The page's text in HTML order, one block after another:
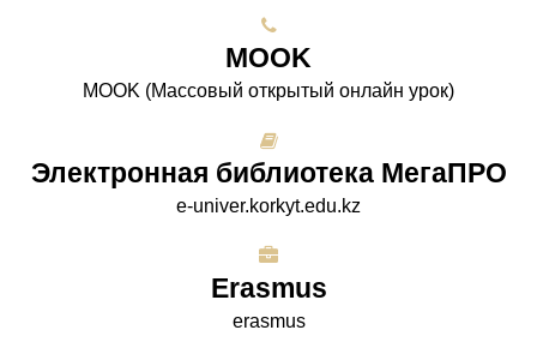
МООK
МООK (Массовый открытый онлайн урок)
Электронная библиотека МегаПРО
e-univer.korkyt.edu.kz
Erasmus
erasmus